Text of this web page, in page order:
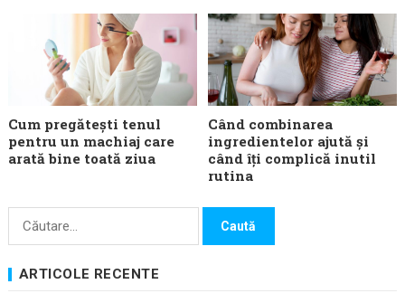
Cum pregătești tenul
pentru un machiaj care
arată bine toată ziua
Când combinarea
ingredientelor ajută și
când îți complică inutil
rutina
Caută
ARTICOLE RECENTE